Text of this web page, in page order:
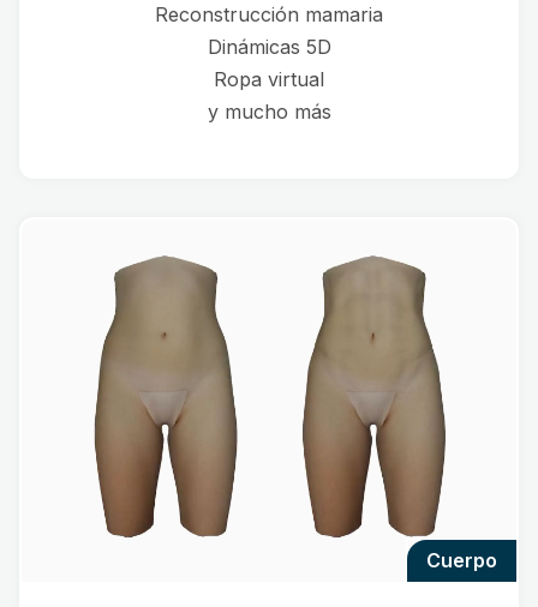
Reconstrucción mamaria
Dinámicas 5D
Ropa virtual
y mucho más
cuerpo